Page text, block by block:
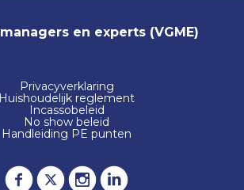
en experts (VGME)
Privacyverklaring
Huishoudelijk reglement
Incassobeleid
No show beleid
Handleiding PE punten